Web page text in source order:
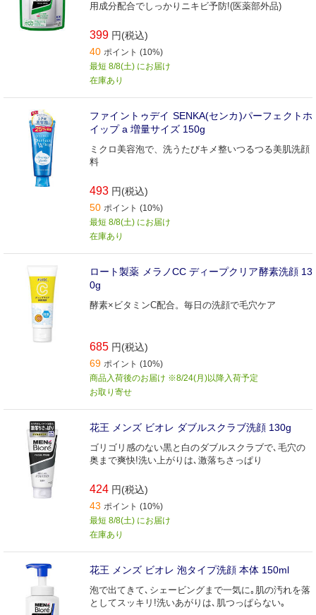
用成分配合でしっかりニキビ予防!(医薬部外品)
399 円(税込)
40 ポイント (10%)
最短 8/8(土) にお届け
在庫あり
ファイントゥデイ SENKA(センカ)パーフェクトホ
イップ a 増量サイズ 150g
ミクロ美容泡で、洗うたびキメ整いつるつる美肌洗顔
料
493 円(税込)
50 ポイント (10%)
最短 8/8(土) にお届け
在庫あり
ロート製薬 メラノCC ディープクリア酵素洗顔 13
0g
酵素×ビタミンC配合。毎日の洗顔で毛穴ケア
685 円(税込)
69 ポイント (10%)
商品入荷後のお届け ※8/24(月)以降入荷予定
お取り寄せ
花王 メンズ ビオレ ダブルスクラブ洗顔 130g
ゴリゴリ感のない黒と白のダブルスクラブで､毛穴の
奥まで爽快!洗い上がりは､激落ちさっぱり
424 円(税込)
43 ポイント (10%)
最短 8/8(土) にお届け
在庫あり
花王 メンズ ビオレ 泡タイプ洗顔 本体 150ml
泡で出てきて､シェービングまで一気に｡肌の汚れを落
としてスッキリ!洗いあがりは､肌つっぱらない｡